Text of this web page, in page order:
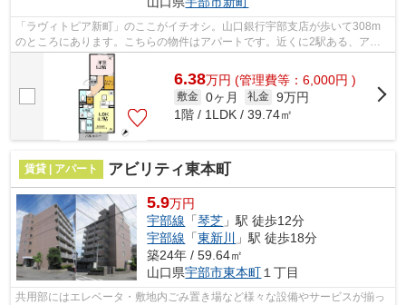
「ラヴィトピア新町」のここがイチオシ。山口銀行宇部支店が歩いて308m
のところにあります。こちらの物件はアパートです。近くに2駅ある、アク
セスが良い物件です。宇部市エリアにある...
6.38万円 (管理費等：6,000円 )
敷金 0ヶ月 礼金 9万円
1階 / 1LDK / 39.74㎡
賃貸 | アパート アビリティ東本町
5.9万円
宇部線 「琴芝 」駅 徒歩12分
宇部線 「東新川
」駅 徒歩18分
築24年 / 59.64㎡
山口県宇部市東本町 １丁目
共用部にはエレベータ・敷地内ごみ置き場など様々な設備やサービスが揃っ